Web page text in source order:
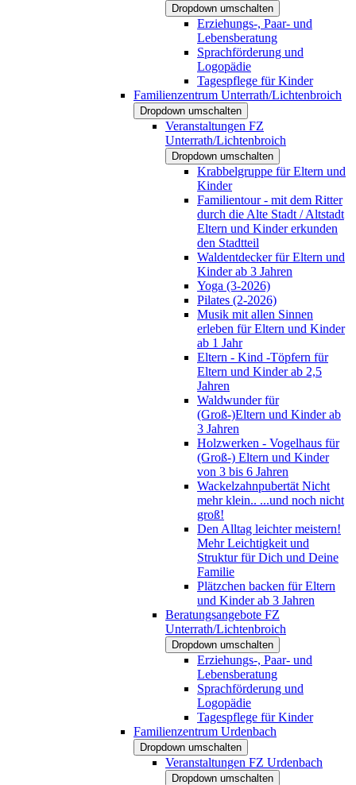
Dropdown umschalten
Erziehungs-, Paar- und
Lebensberatung
Sprachförderung und
Logopädie
Tagespflege für Kinder
Familienzentrum Unterrath/Lichtenbroich
Dropdown umschalten
Veranstaltungen FZ
Unterrath/Lichtenbroich
Dropdown umschalten
Krabbelgruppe für Eltern und
Kinder
Familientour - mit dem Ritter
durch die Alte Stadt / Altstadt
Eltern und Kinder erkunden
den Stadtteil
Waldentdecker für Eltern und
Kinder ab 3 Jahren
Yoga (3-2026)
Pilates (2-2026)
Musik mit allen Sinnen
erleben für Eltern und Kinder
ab 1 Jahr
Eltern - Kind -Töpfern für
Eltern und Kinder ab 2,5
Jahren
Waldwunder für
(Groß-)Eltern und Kinder ab
3 Jahren
Holzwerken - Vogelhaus für
(Groß-) Eltern und Kinder
von 3 bis 6 Jahren
Wackelzahnpubertät Nicht
mehr klein.. ...und noch nicht
groß!
Den Alltag leichter meistern!
Mehr Leichtigkeit und
Struktur für Dich und Deine
Familie
Plätzchen backen für Eltern
und Kinder ab 3 Jahren
Beratungsangebote FZ
Unterrath/Lichtenbroich
Dropdown umschalten
Erziehungs-, Paar- und
Lebensberatung
Sprachförderung und
Logopädie
Tagespflege für Kinder
Familienzentrum Urdenbach
Dropdown umschalten
Veranstaltungen FZ Urdenbach
Dropdown umschalten